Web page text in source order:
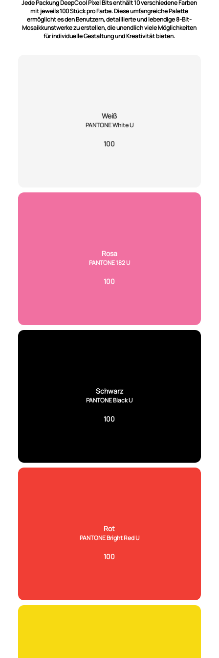
Jede Packung DeepCool Pixel Bits enthält 10 verschiedene Farben
mit jeweils 100 Stück pro Farbe. Diese umfangreiche Palette
ermöglicht es den Benutzern, detaillierte und lebendige 8-Bit-
Mosaikkunstwerke zu erstellen, die unendlich viele Möglichkeiten
für individuelle Gestaltung und Kreativität bieten.
Weiß
PANTONE White U
100
Rosa
PANTONE 182 U
100
Schwarz
PANTONE Black U
100
Rot
PANTONE Bright Red U
100